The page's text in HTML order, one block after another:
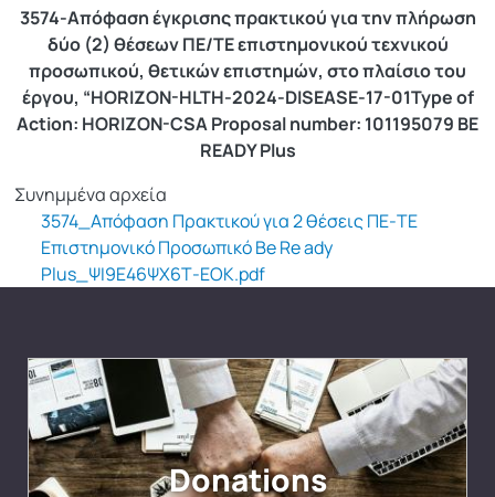
3574-Απόφαση έγκρισης πρακτικού για την πλήρωση
δύο (2) θέσεων ΠΕ/ΤΕ επιστημονικού τεχνικού
προσωπικού, θετικών επιστημών, στο πλαίσιο του
έργου, “HORIZON-HLTH-2024-DISEASE-17-01Type of
Action: HORIZON-CSA Proposal number: 101195079 BE
READY Plus
Συνημμένα αρχεία
3574_Απόφαση Πρακτικού για 2 θέσεις ΠΕ-ΤΕ
Επιστημονικό Προσωπικό Be Re ady
Plus_ΨΙ9Ε46ΨΧ6Τ-ΕΟΚ.pdf
Donations